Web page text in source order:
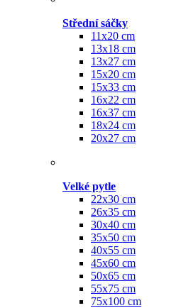
Střední sáčky
11x20 cm
13x18 cm
13x27 cm
15x20 cm
15x33 cm
16x22 cm
16x37 cm
18x24 cm
20x27 cm
Velké pytle
22x30 cm
26x35 cm
30x40 cm
35x50 cm
40x55 cm
45x60 cm
50x65 cm
55x75 cm
75x100 cm